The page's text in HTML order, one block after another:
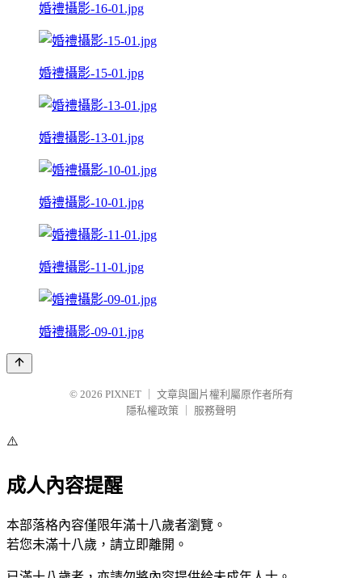
婚禮攝影-16-01.jpg
婚禮攝影-15-01.jpg
婚禮攝影-13-01.jpg
婚禮攝影-10-01.jpg
婚禮攝影-11-01.jpg
婚禮攝影-09-01.jpg
© 2026 PIXNET
文章與圖片權利屬原作者所有
隱私權政策
服務聲明
⚠️
成人內容提醒
本部落格內容僅限年滿十八歲者瀏覽。
若您未滿十八歲，請立即離開。